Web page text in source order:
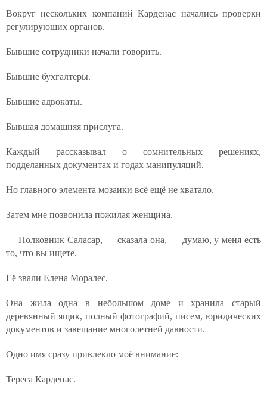
Вокруг нескольких компаний Карденас начались проверки
регулирующих органов.
Бывшие сотрудники начали говорить.
Бывшие бухгалтеры.
Бывшие адвокаты.
Бывшая домашняя прислуга.
Каждый рассказывал о сомнительных решениях,
подделанных документах и годах манипуляций.
Но главного элемента мозаики всё ещё не хватало.
Затем мне позвонила пожилая женщина.
— Полковник Саласар, — сказала она, — думаю, у меня есть
то, что вы ищете.
Её звали Елена Моралес.
Она жила одна в небольшом доме и хранила старый
деревянный ящик, полный фотографий, писем, юридических
документов и завещание многолетней давности.
Одно имя сразу привлекло моё внимание:
Тереса Карденас.